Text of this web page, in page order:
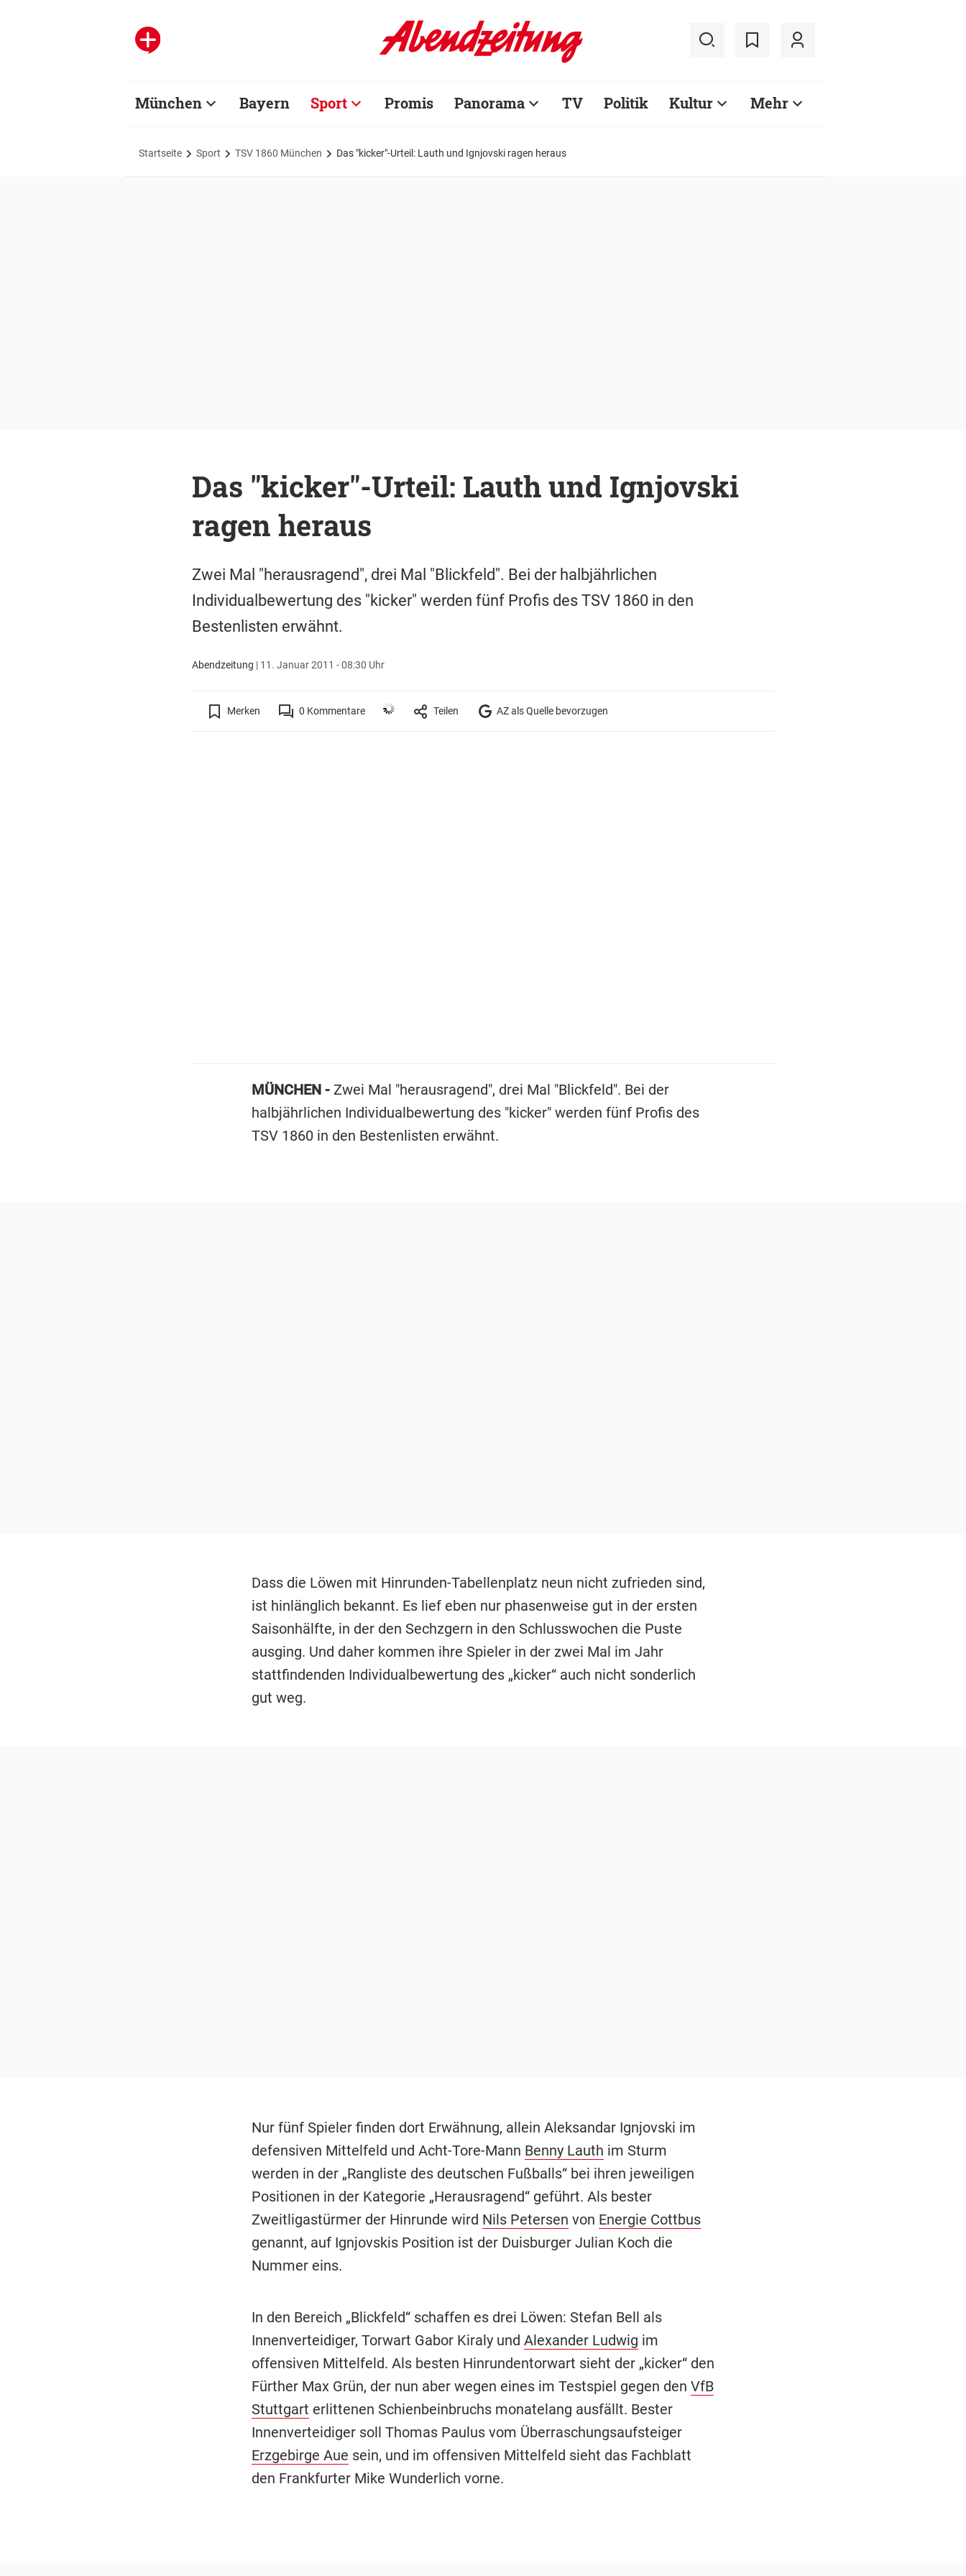
München Bayern Sport Promis Panorama TV Politik Kultur Mehr
Startseite Sport TSV 1860 München Das "kicker"-Urteil: Lauth und Ignjovski ragen heraus
Das "kicker"-Urteil: Lauth und Ignjovski
ragen heraus
Zwei Mal "herausragend", drei Mal "Blickfeld". Bei der halbjährlichen
Individualbewertung des "kicker" werden fünf Profis des TSV 1860 in den
Bestenlisten erwähnt.
Abendzeitung | 11. Januar 2011 - 08:30 Uhr
Merken 0 Kommentare Teilen AZ als Quelle bevorzugen
MÜNCHEN - Zwei Mal "herausragend", drei Mal "Blickfeld". Bei der
halbjährlichen Individualbewertung des "kicker" werden fünf Profis des
TSV 1860 in den Bestenlisten erwähnt.
Dass die Löwen mit Hinrunden-Tabellenplatz neun nicht zufrieden sind,
ist hinlänglich bekannt. Es lief eben nur phasenweise gut in der ersten
Saisonhälfte, in der den Sechzgern in den Schlusswochen die Puste
ausging. Und daher kommen ihre Spieler in der zwei Mal im Jahr
stattfindenden Individualbewertung des „kicker“ auch nicht sonderlich
gut weg.
Nur fünf Spieler finden dort Erwähnung, allein Aleksandar Ignjovski im
defensiven Mittelfeld und Acht-Tore-Mann Benny Lauth im Sturm
werden in der „Rangliste des deutschen Fußballs“ bei ihren jeweiligen
Positionen in der Kategorie „Herausragend“ geführt. Als bester
Zweitligastürmer der Hinrunde wird Nils Petersen von Energie Cottbus
genannt, auf Ignjovskis Position ist der Duisburger Julian Koch die
Nummer eins.
In den Bereich „Blickfeld“ schaffen es drei Löwen: Stefan Bell als
Innenverteidiger, Torwart Gabor Kiraly und Alexander Ludwig im
offensiven Mittelfeld. Als besten Hinrundentorwart sieht der „kicker“ den
Fürther Max Grün, der nun aber wegen eines im Testspiel gegen den VfB
Stuttgart erlittenen Schienbeinbruchs monatelang ausfällt. Bester
Innenverteidiger soll Thomas Paulus vom Überraschungsaufsteiger
Erzgebirge Aue sein, und im offensiven Mittelfeld sieht das Fachblatt
den Frankfurter Mike Wunderlich vorne.